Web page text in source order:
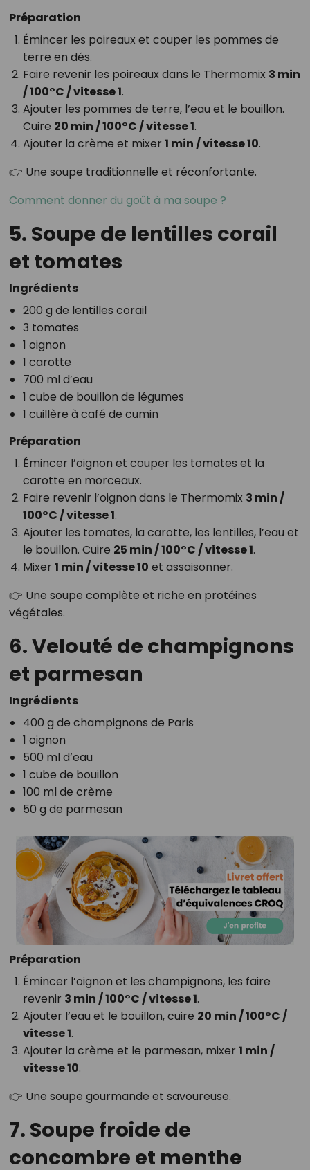
Préparation
Émincer les poireaux et couper les pommes de
terre en dés.
Faire revenir les poireaux dans le Thermomix 3 min
/ 100°C / vitesse 1.
Ajouter les pommes de terre, l’eau et le bouillon.
Cuire 20 min / 100°C / vitesse 1.
Ajouter la crème et mixer 1 min / vitesse 10.
👉 Une soupe traditionnelle et réconfortante.
Comment donner du goût à ma soupe ?
5. Soupe de lentilles corail
et tomates
Ingrédients
200 g de lentilles corail
3 tomates
1 oignon
1 carotte
700 ml d’eau
1 cube de bouillon de légumes
1 cuillère à café de cumin
Préparation
Émincer l’oignon et couper les tomates et la
carotte en morceaux.
Faire revenir l’oignon dans le Thermomix 3 min /
100°C / vitesse 1.
Ajouter les tomates, la carotte, les lentilles, l’eau et
le bouillon. Cuire 25 min / 100°C / vitesse 1.
Mixer 1 min / vitesse 10 et assaisonner.
👉 Une soupe complète et riche en protéines
végétales.
6. Velouté de champignons
et parmesan
Ingrédients
400 g de champignons de Paris
1 oignon
500 ml d’eau
1 cube de bouillon
100 ml de crème
50 g de parmesan
Préparation
Émincer l’oignon et les champignons, les faire
revenir 3 min / 100°C / vitesse 1.
Ajouter l’eau et le bouillon, cuire 20 min / 100°C /
vitesse 1.
Ajouter la crème et le parmesan, mixer 1 min /
vitesse 10.
👉 Une soupe gourmande et savoureuse.
7. Soupe froide de
concombre et menthe